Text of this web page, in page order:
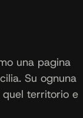
una pagina
Su ognuna
territorio e